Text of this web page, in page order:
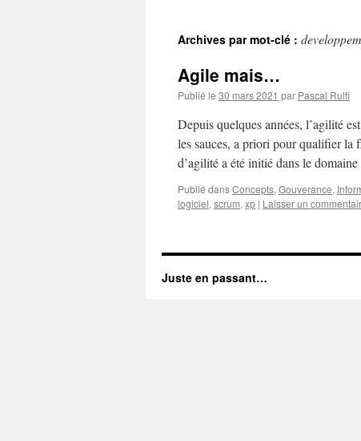
Archives par mot-clé :
Agile mais…
Publié le 30 mars 2021 par Pascal Rulfi
Depuis quelques années, l’agilité
les sauces, a priori pour qualifier la
d’agilité a été initié dans le
Publié dansConcepts, Gouverance,
logiciel, scrum, xp | Laisser un
Juste en passant…